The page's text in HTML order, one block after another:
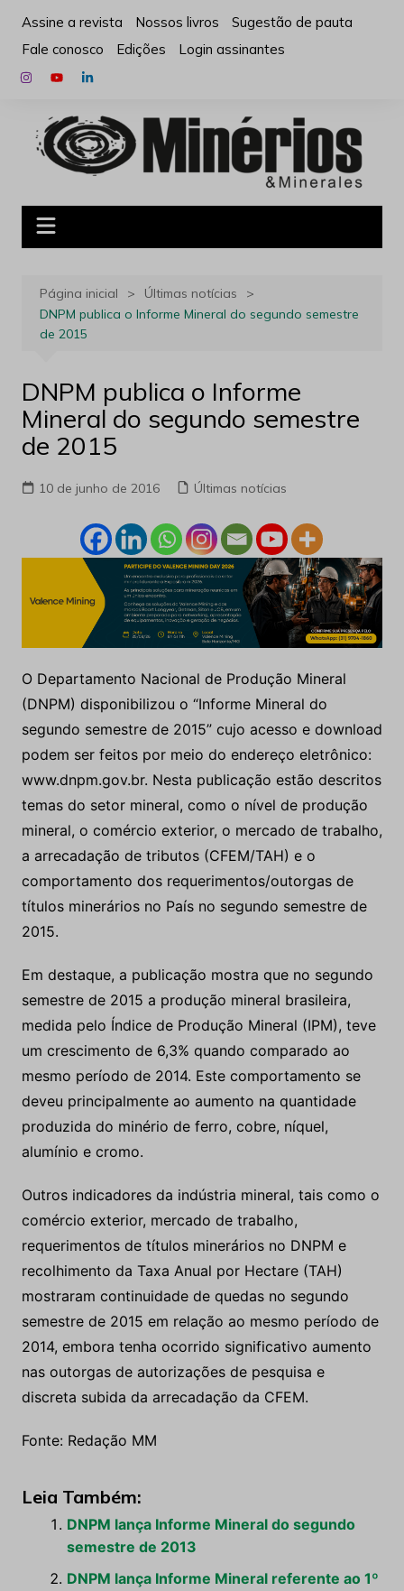
para
conteúdo
Assine a revista Nossos livros
Sugestão de pauta
Fale conosco
Edições Login assinantes
Página inicial
Últimas notícias
DNPM publica o Informe Mineral do segundo semestre
de 2015
DNPM publica o Informe
Mineral do segundo semestre
de 2015
10 de junho de 2016 Últimas notícias
O Departamento Nacional de Produção Mineral
(DNPM) disponibilizou o “Informe Mineral do
segundo semestre de 2015” cujo acesso e download
podem ser feitos por meio do endereço eletrônico:
www.dnpm.gov.br. Nesta publicação estão descritos
temas do setor mineral, como o nível de produção
mineral, o comércio exterior, o mercado de trabalho,
a arrecadação de tributos (CFEM/TAH) e o
comportamento dos requerimentos/outorgas de
títulos minerários no País no segundo semestre de
2015.
Em destaque, a publicação mostra que no segundo
semestre de 2015 a produção mineral brasileira,
medida pelo Índice de Produção Mineral (IPM), teve
um crescimento de 6,3% quando comparado ao
mesmo período de 2014. Este comportamento se
deveu principalmente ao aumento na quantidade
produzida do minério de ferro, cobre, níquel,
alumínio e cromo.
Outros indicadores da indústria mineral, tais como o
comércio exterior, mercado de trabalho,
requerimentos de títulos minerários no DNPM e
recolhimento da Taxa Anual por Hectare (TAH)
mostraram continuidade de quedas no segundo
semestre de 2015 em relação ao mesmo período de
2014, embora tenha ocorrido significativo aumento
nas outorgas de autorizações de pesquisa e
discreta subida da arrecadação da CFEM.
Fonte: Redação MM
Leia Também:
DNPM lança Informe Mineral do segundo
semestre de 2013
DNPM lança Informe Mineral referente ao 1º